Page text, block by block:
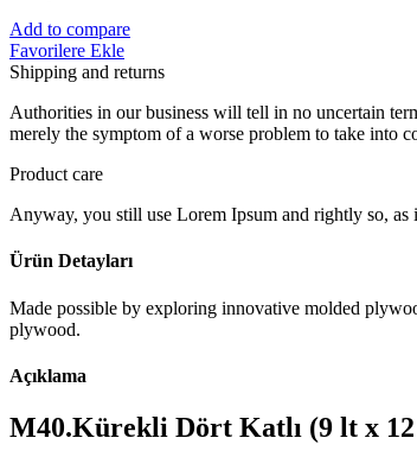
Add to compare
Favorilere Ekle
Shipping and returns
Authorities in our business will tell in no uncertain
merely the symptom of a worse problem to take into
Product care
Anyway, you still use Lorem Ipsum and rightly so,
Ürün Detayları
Made possible by exploring innovative molded
plywood.
Açıklama
M40.Kürekli Dört Katlı (9 lt x